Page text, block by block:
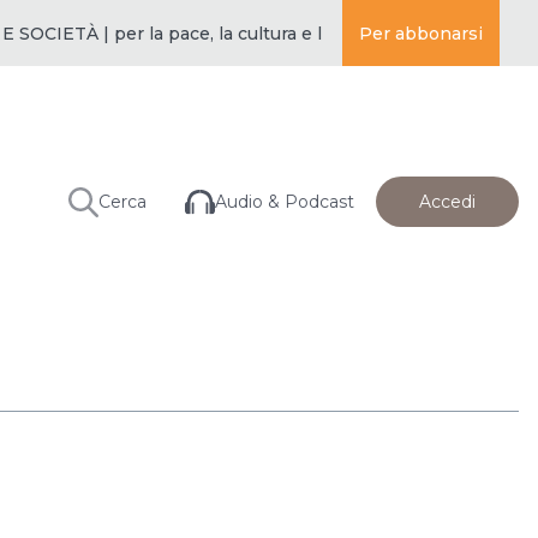
| per la pace, la cultura e l’educazione ·BUDDISMO
Per abbonarsi
Cerca Audio & Podcast Accedi